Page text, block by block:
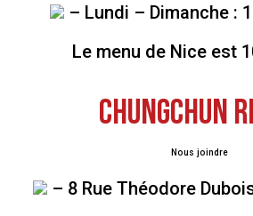
– Lundi – Dimanche :
Le menu de Nice est
CHUNGCHUN
Nous joindre
– 8 Rue Théodore